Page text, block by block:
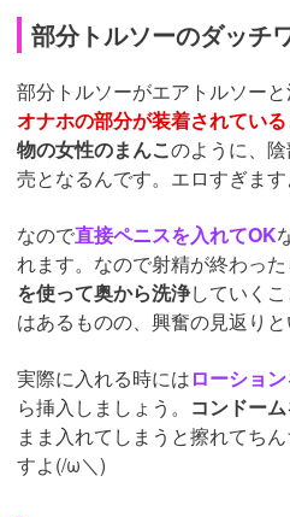
部分トルソーのダッチ
部分トルソーがエアトルソーと
オナホの部分が装着されている
物の女性のまんこのように、
売となるんです。エロすぎま
なので直接ペニスを入れてOK
れます。なので射精が終わった
を使って奥から洗浄していく
はあるものの、興奮の見返り
実際に入れる時にはローション
ら挿入しましょう。 コンドー
まま入れてしまうと擦れてち
すよ(/ω＼)